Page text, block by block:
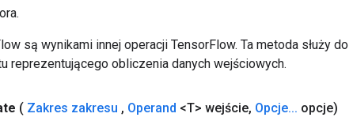
są wynikami innej operacji TensorFlow. Ta metoda służy do
reprezentującego obliczenia danych wejściowych.
( Zakres zakresu , Operand <T> wejście, Opcje... opcje)